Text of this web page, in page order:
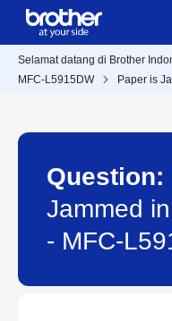
Selamat datang di Brother
MFC-L5915DW
Paper is
Question:
Jammed
- MFC-